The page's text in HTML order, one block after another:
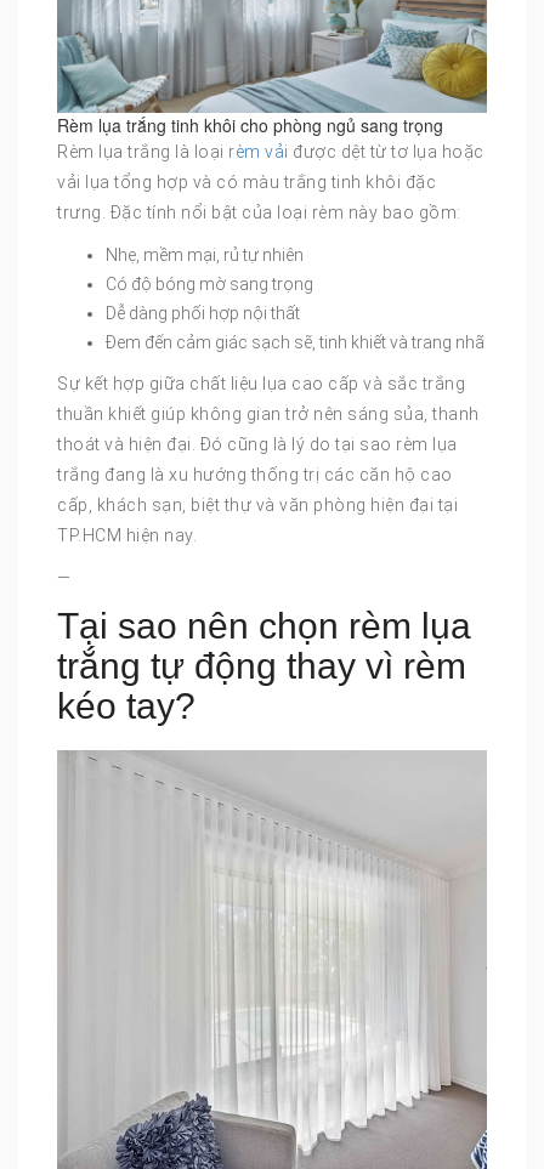
Rèm lụa trắng tinh khôi cho phòng ngủ sang trọng
Rèm lụa trắng là loại rèm vải được dệt từ tơ lụa hoặc
vải lụa tổng hợp và có màu trắng tinh khôi đặc
trưng. Đặc tính nổi bật của loại rèm này bao gồm:
Nhẹ, mềm mại, rủ tự nhiên
Có độ bóng mờ sang trọng
Dễ dàng phối hợp nội thất
Đem đến cảm giác sạch sẽ, tinh khiết và trang nhã
Sự kết hợp giữa chất liệu lụa cao cấp và sắc trắng
thuần khiết giúp không gian trở nên sáng sủa, thanh
thoát và hiện đại. Đó cũng là lý do tại sao rèm lụa
trắng đang là xu hướng thống trị các căn hộ cao
cấp, khách sạn, biệt thự và văn phòng hiện đại tại
TP.HCM hiện nay.
—
Tại sao nên chọn rèm lụa
trắng tự động thay vì rèm
kéo tay?